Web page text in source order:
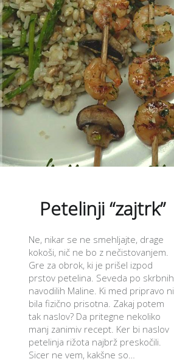
Petelinji “zajtrk”
Ne, nikar se ne smehljajte, drage
kokoši, nič ne bo z nečistovanjem.
Gre za obrok, ki je prišel izpod
prstov petelina. Seveda po skrbnih
navodilih Maline. Ki med pripravo ni
bila fizično prisotna. Zakaj potem
tak naslov? Da pritegne nekoliko
manj zanimiv recept. Ker bi naslov
petelinja rižota najbrž preskočili.
Sicer ne vem, kakšne so…